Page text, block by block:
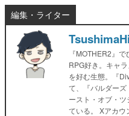
編集・ライター
『MOTHER2』
RPG好き。キャ
を好む生態。『
て、『バルダー
ースト・オブ・
ている。 Xアカウ